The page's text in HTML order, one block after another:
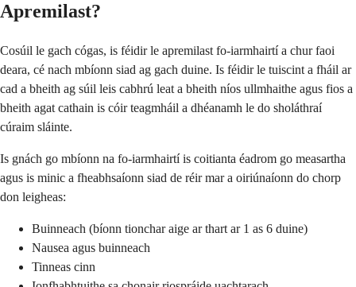
Apremilast?
Cosúil le gach cógas, is féidir le apremilast fo-iarmhairtí a chur faoi
deara, cé nach mbíonn siad ag gach duine. Is féidir le tuiscint a fháil ar
cad a bheith ag súil leis cabhrú leat a bheith níos ullmhaithe agus fios a
bheith agat cathain is cóir teagmháil a dhéanamh le do sholáthraí
cúraim sláinte.
Is gnách go mbíonn na fo-iarmhairtí is coitianta éadrom go measartha
agus is minic a fheabhsaíonn siad de réir mar a oiriúnaíonn do chorp
don leigheas:
Buinneach (bíonn tionchar aige ar thart ar 1 as 6 duine)
Nausea agus buinneach
Tinneas cinn